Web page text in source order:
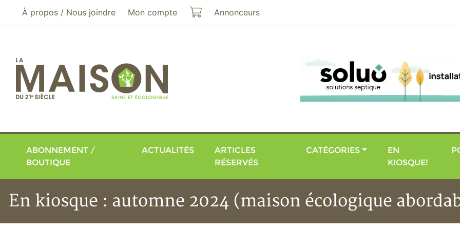
Aller au menu principal
Aller au contenu principal
À propos / Nous joindre Mon compte Mon panier
Annonceurs
ABONNEMENT /
BOUTIQUE
ACTUALITÉS
ARTICLES
RÉSERVÉS
CATÉGORIES
EN
KIOSQUE!
En kiosque : automne 2024 (maison écologique